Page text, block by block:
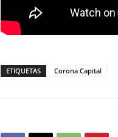
ETIQUETAS Corona Capital